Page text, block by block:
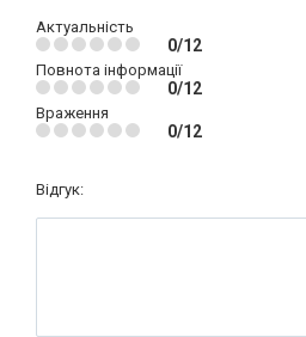
Актуальність
0/12
Повнота інформації
0/12
Враження
0/12
Відгук: